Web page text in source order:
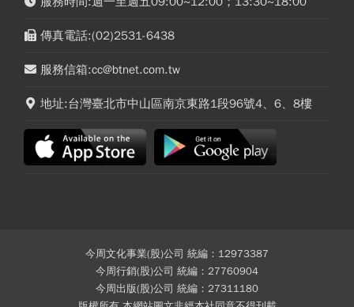
傳真電話:(02)2531-6438
服務信箱:cc@btnet.com.tw
地址:台灣臺北市中山區南京東路1段96號4、6、8樓
今周文化事業(股)公司 統編：12973387
今周行銷(股)公司 統編：27760904
今周出版(股)公司 統編：27311180